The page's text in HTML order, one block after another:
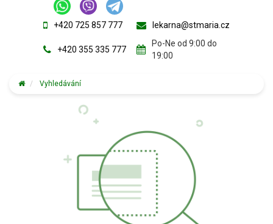
+420 725 857 777
+420 355 335 777
lekarna@stmaria.cz
Po-Ne od 9:00 do
19:00
Vyhledávání